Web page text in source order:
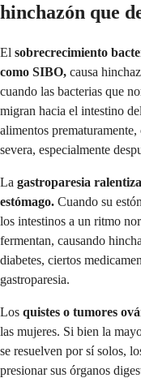
hinchazón que
El sobrecrecimiento
como SIBO, causa
cuando las bacterias que
migran hacia el intestino
alimentos
severa, especialmente
La gastroparesia
estómago. Cuando su
los intestinos a un ritmo
fermentan, causando
diabetes, ciertos
gastroparesia.
Los quistes o tumores
las mujeres. Si bien la
se resuelven por sí solos,
presionar sus órganos